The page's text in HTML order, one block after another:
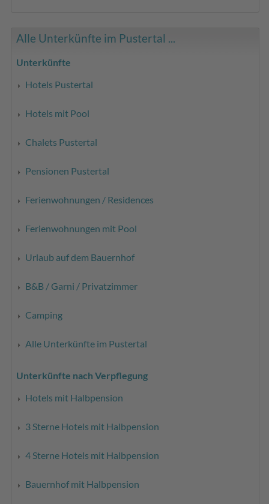
Alle Unterkünfte im Pustertal ...
Unterkünfte
Hotels Pustertal
Hotels mit Pool
Chalets Pustertal
Pensionen Pustertal
Ferienwohnungen / Residences
Ferienwohnungen mit Pool
Urlaub auf dem Bauernhof
B&B / Garni / Privatzimmer
Camping
Alle Unterkünfte im Pustertal
Unterkünfte nach Verpflegung
Hotels mit Halbpension
3 Sterne Hotels mit Halbpension
4 Sterne Hotels mit Halbpension
Bauernhof mit Halbpension